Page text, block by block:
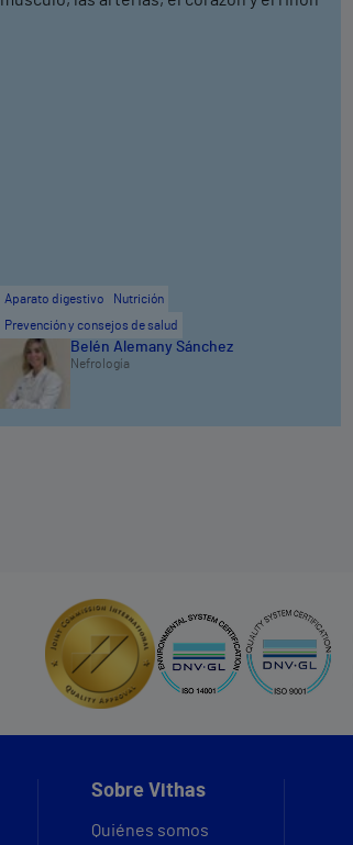
Aparato digestivo
Nutrición
Prevención y consejos de salud
Belén Alemany Sánchez
Nefrología
Sobre Vithas
Quiénes somos